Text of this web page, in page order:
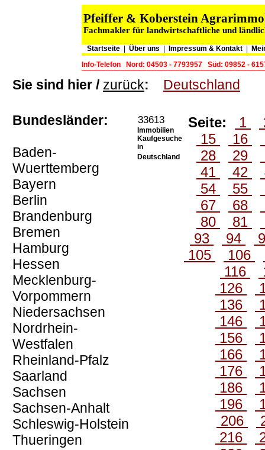
Pfeiffer & Koberstein
Fachmakler für landwirtschaftliche und
Startseite Über uns Impressum & Kontakt
Info-Telefon
Nord: 04503 - 7793957 Süd: 09852 -
Sie sind hier / zurück: Deutschland
Bundesländer:
Baden-
Wuerttemberg
Bayern
Berlin
Brandenburg
Bremen
Hamburg
Hessen
Mecklenburg-
Vorpommern
Niedersachsen
Nordrhein-
Westfalen
Rheinland-Pfalz
Saarland
Sachsen
Sachsen-Anhalt
Schleswig-Holstein
Thueringen
33613
Immobilien
Kaufgesuche
in
Deutschland
Seite: 1
15
16
28
29
41
42
54
55
67
68
80
81
93
94
105
106
116
126
136
146
156
166
176
186
196
206
216